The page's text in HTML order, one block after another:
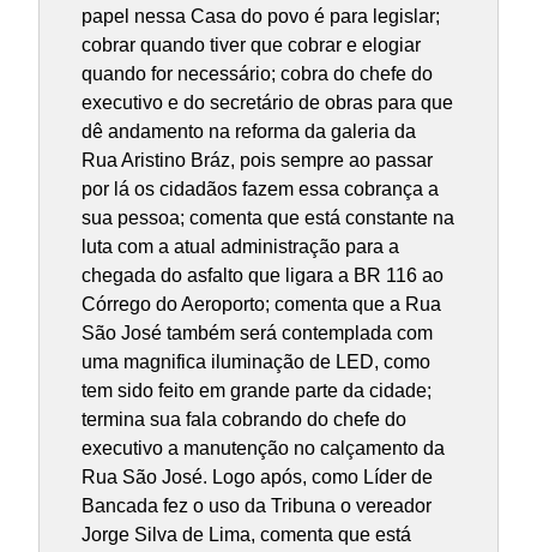
papel nessa Casa do povo é para legislar;
cobrar quando tiver que cobrar e elogiar
quando for necessário; cobra do chefe do
executivo e do secretário de obras para que
dê andamento na reforma da galeria da
Rua Aristino Bráz, pois sempre ao passar
por lá os cidadãos fazem essa cobrança a
sua pessoa; comenta que está constante na
luta com a atual administração para a
chegada do asfalto que ligara a BR 116 ao
Córrego do Aeroporto; comenta que a Rua
São José também será contemplada com
uma magnifica iluminação de LED, como
tem sido feito em grande parte da cidade;
termina sua fala cobrando do chefe do
executivo a manutenção no calçamento da
Rua São José. Logo após, como Líder de
Bancada fez o uso da Tribuna o vereador
Jorge Silva de Lima, comenta que está